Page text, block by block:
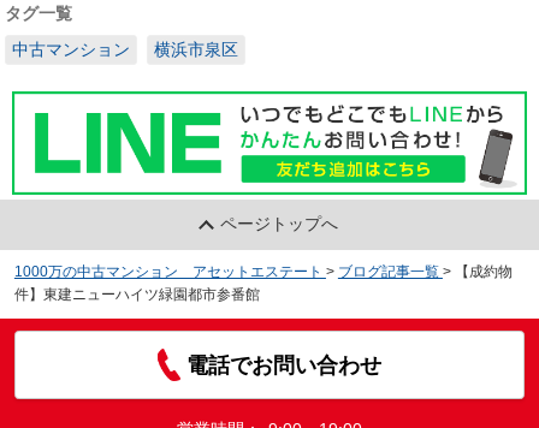
タグ一覧
中古マンション
横浜市泉区
ページトップへ
1000万の中古マンション アセットエステート > ブログ記事一覧 >
【成約物
件】東建ニューハイツ緑園都市参番館
電話でお問い合わせ